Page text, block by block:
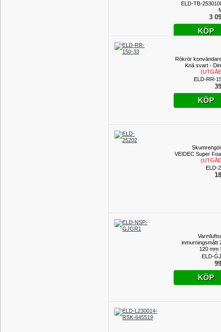
ELD-TB-
3
KÖP
Rökrör
Knä svart -
ELD-RR-
KÖP
VEIDEC Super
ELD-
inmurningsmått
120 mm
ELD-
KÖP